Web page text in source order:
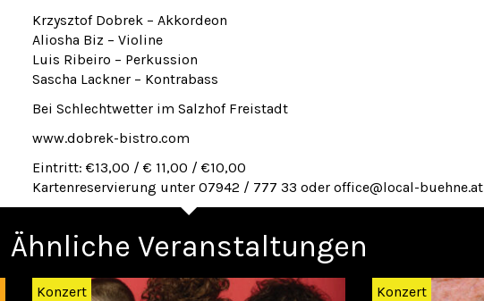
Krzysztof Dobrek – Akkordeon
Aliosha Biz – Violine
Luis Ribeiro – Perkussion
Sascha Lackner – Kontrabass
Bei Schlechtwetter im Salzhof Freistadt
www.dobrek-bistro.com
Eintritt: €13,00 / € 11,00 / €10,00
Kartenreservierung unter 07942 / 777 33 oder office@local-buehne.at
Ähnliche Veranstaltungen
Konzert Konzert